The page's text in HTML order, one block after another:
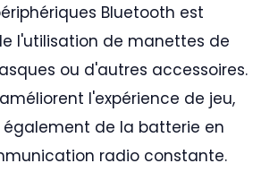
Bluetooth est
l'utilisation de manettes de
ou d'autres accessoires.
l'expérience de jeu,
de la batterie en
radio constante.